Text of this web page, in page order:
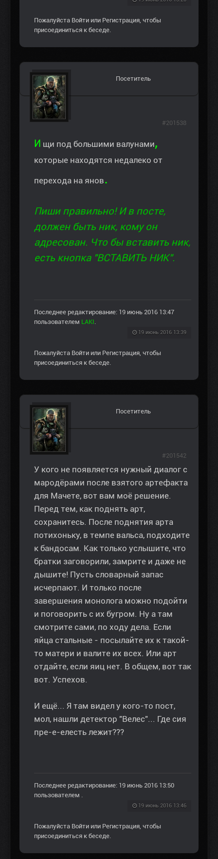
Пожалуйста Войти или Регистрация, чтобы
присоединиться к беседе.
Посетитель
И щи под большими валунами,
которые находятся недалеко от
перехода на янов.
Пиши правильно! И в посте,
должен быть ник, кому он
адресован. Что бы вставить ник,
есть кнопка "ВСТАВИТЬ НИК".
Последнее редактирование: 19 июнь 2016 13:47
пользователем LAKI.
19 июнь 2016 13:39
#201538
Пожалуйста Войти или Регистрация, чтобы
присоединиться к беседе.
Посетитель
У кого не появляется нужный диалог с
мародёрами после взятого артефакта
для Мачете, вот вам моё решение.
Перед тем, как поднять арт,
сохранитесь. После поднятия арта
потихоньку, в темпе вальса, подходите
к бандосам. Как только услышите, что
братки заговорили, замрите и даже не
дышите! Пусть словарный запас
исчерпают. И только после
завершения монолога можно подойти
и поговорить с их бугром. Ну а там
смотрите сами, по ходу дела. Если
яйца стальные - посылайте их к такой-
то матери и валите их всех. Или арт
отдайте, если яиц нет. В общем, вот так
вот. Успехов.
И ещё... Я там видел у кого-то пост,
мол, нашли детектор "Велес"... Где сия
пре-е-елесть лежит???
Последнее редактирование: 19 июнь 2016 13:50
пользователем .
19 июнь 2016 13:46
#201542
Пожалуйста Войти или Регистрация, чтобы
присоединиться к беседе.